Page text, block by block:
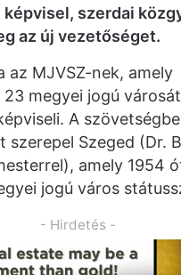
képvisel, szerdai
az új vezetőséget.
az MJVSZ-nek, amely
megyei jogú
A
szerepel Szeged (Dr.
amely 1954
jogú város
- Hirdetés -